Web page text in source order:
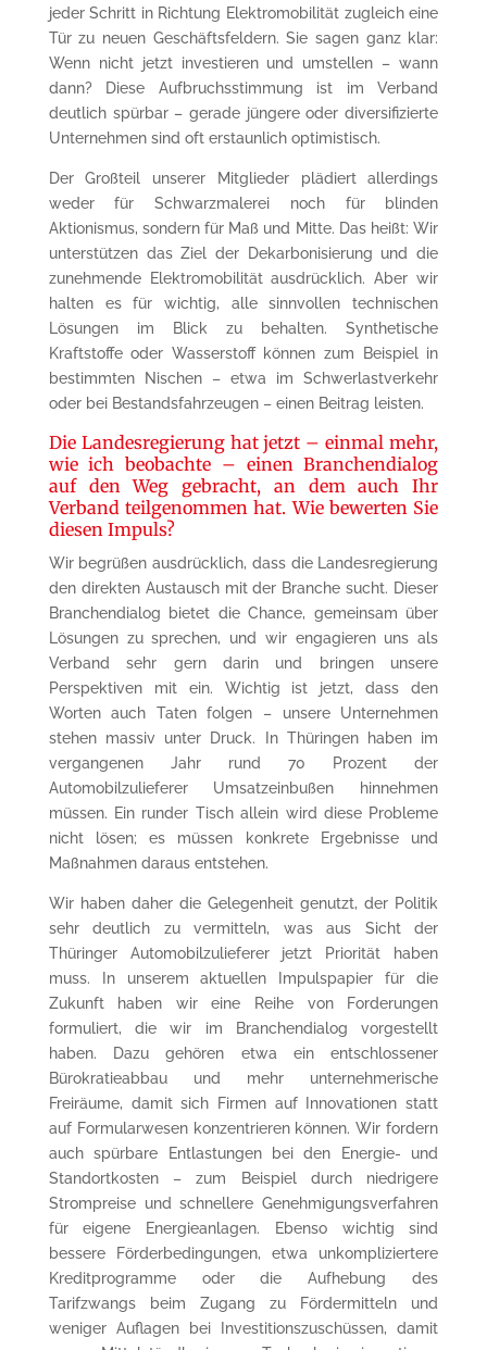
jeder Schritt in Richtung Elektromobilität zugleich eine
Tür zu neuen Geschäftsfeldern. Sie sagen ganz klar:
Wenn nicht jetzt investieren und umstellen – wann
dann? Diese Aufbruchsstimmung ist im Verband
deutlich spürbar – gerade jüngere oder diversifizierte
Unternehmen sind oft erstaunlich optimistisch.
Der Großteil unserer Mitglieder plädiert allerdings
weder für Schwarzmalerei noch für blinden
Aktionismus, sondern für Maß und Mitte. Das heißt: Wir
unterstützen das Ziel der Dekarbonisierung und die
zunehmende Elektromobilität ausdrücklich. Aber wir
halten es für wichtig, alle sinnvollen technischen
Lösungen im Blick zu behalten. Synthetische
Kraftstoffe oder Wasserstoff können zum Beispiel in
bestimmten Nischen – etwa im Schwerlastverkehr
oder bei Bestandsfahrzeugen – einen Beitrag leisten.
Die Landesregierung hat jetzt – einmal mehr,
wie ich beobachte – einen Branchendialog
auf den Weg gebracht, an dem auch Ihr
Verband teilgenommen hat. Wie bewerten Sie
diesen Impuls?
Wir begrüßen ausdrücklich, dass die Landesregierung
den direkten Austausch mit der Branche sucht. Dieser
Branchendialog bietet die Chance, gemeinsam über
Lösungen zu sprechen, und wir engagieren uns als
Verband sehr gern darin und bringen unsere
Perspektiven mit ein. Wichtig ist jetzt, dass den
Worten auch Taten folgen – unsere Unternehmen
stehen massiv unter Druck. In Thüringen haben im
vergangenen Jahr rund 70 Prozent der
Automobilzulieferer Umsatzeinbußen hinnehmen
müssen. Ein runder Tisch allein wird diese Probleme
nicht lösen; es müssen konkrete Ergebnisse und
Maßnahmen daraus entstehen.
Wir haben daher die Gelegenheit genutzt, der Politik
sehr deutlich zu vermitteln, was aus Sicht der
Thüringer Automobilzulieferer jetzt Priorität haben
muss. In unserem aktuellen Impulspapier für die
Zukunft haben wir eine Reihe von Forderungen
formuliert, die wir im Branchendialog vorgestellt
haben. Dazu gehören etwa ein entschlossener
Bürokratieabbau und mehr unternehmerische
Freiräume, damit sich Firmen auf Innovationen statt
auf Formularwesen konzentrieren können. Wir fordern
auch spürbare Entlastungen bei den Energie- und
Standortkosten – zum Beispiel durch niedrigere
Strompreise und schnellere Genehmigungsverfahren
für eigene Energieanlagen. Ebenso wichtig sind
bessere Förderbedingungen, etwa unkompliziertere
Kreditprogramme oder die Aufhebung des
Tarifzwangs beim Zugang zu Fördermitteln und
weniger Auflagen bei Investitionszuschüssen, damit